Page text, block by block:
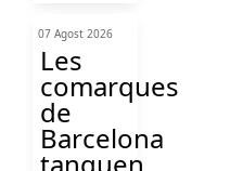
07 Agost 2026
Les
comarques
de
Barcelona